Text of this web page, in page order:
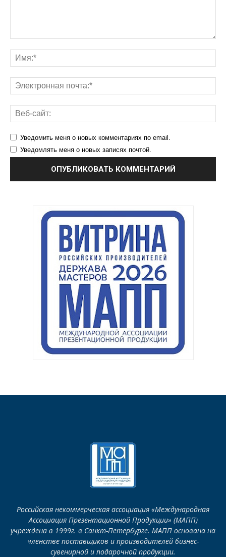
Уведомить меня о новых комментариях по email.
Уведомлять меня о новых записях почтой.
Российская некоммерческая ассоциация «Международная
Ассоциация Презентационной Продукции» (МАПП)
учреждена в 1999г. в Санкт-Петербурге. МАПП основана на
членстве поставщиков и производителей бизнес-
сувенирной и подарочной продукции.